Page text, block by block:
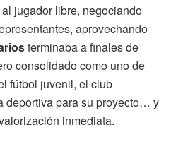
jugador libre, negociando
aprovechando
terminaba a finales de
consolidado como uno de
fútbol juvenil, el club
deportiva para su proyecto… y
inmediata.